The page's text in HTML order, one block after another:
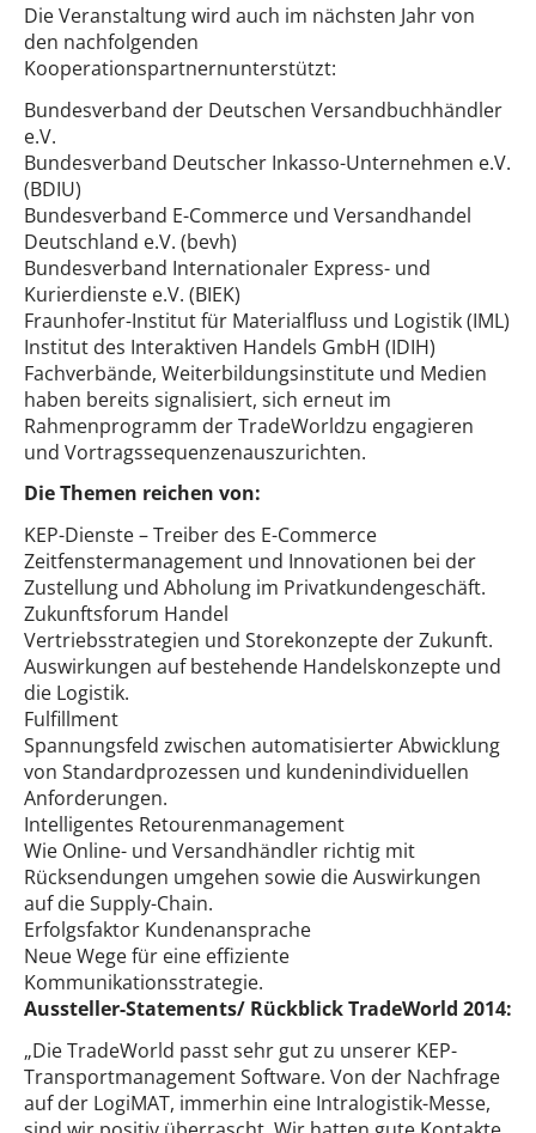
Die Veranstaltung wird auch im nächsten Jahr von
den nachfolgenden
Kooperationspartnernunterstützt:
Bundesverband der Deutschen Versandbuchhändler
e.V.
Bundesverband Deutscher Inkasso-Unternehmen e.V.
(BDIU)
Bundesverband E-Commerce und Versandhandel
Deutschland e.V. (bevh)
Bundesverband Internationaler Express- und
Kurierdienste e.V. (BIEK)
Fraunhofer-Institut für Materialfluss und Logistik (IML)
Institut des Interaktiven Handels GmbH (IDIH)
Fachverbände, Weiterbildungsinstitute und Medien
haben bereits signalisiert, sich erneut im
Rahmenprogramm der TradeWorldzu engagieren
und Vortragssequenzenauszurichten.
Die Themen reichen von:
KEP-Dienste – Treiber des E-Commerce
Zeitfenstermanagement und Innovationen bei der
Zustellung und Abholung im Privatkundengeschäft.
Zukunftsforum Handel
Vertriebsstrategien und Storekonzepte der Zukunft.
Auswirkungen auf bestehende Handelskonzepte und
die Logistik.
Fulfillment
Spannungsfeld zwischen automatisierter Abwicklung
von Standardprozessen und kundenindividuellen
Anforderungen.
Intelligentes Retourenmanagement
Wie Online- und Versandhändler richtig mit
Rücksendungen umgehen sowie die Auswirkungen
auf die Supply-Chain.
Erfolgsfaktor Kundenansprache
Neue Wege für eine effiziente
Kommunikationsstrategie.
Aussteller-Statements/ Rückblick TradeWorld 2014:
„Die TradeWorld passt sehr gut zu unserer KEP-
Transportmanagement Software. Von der Nachfrage
auf der LogiMAT, immerhin eine Intralogistik-Messe,